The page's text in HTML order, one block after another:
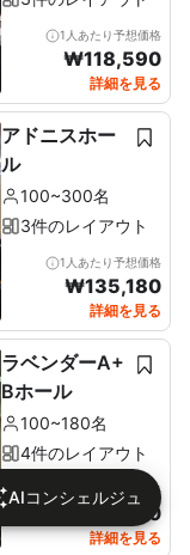
1人あたり予想価格
₩118,590
詳細を見る
アドニスホー
ル
100~300名
3件のレイアウト
1人あたり予想価格
₩135,180
詳細を見る
ラベンダーA+
Bホール
100~180名
4件のレイアウト
1人あたり予想価格
95,080
詳細を見る
AIコンシェルジュ